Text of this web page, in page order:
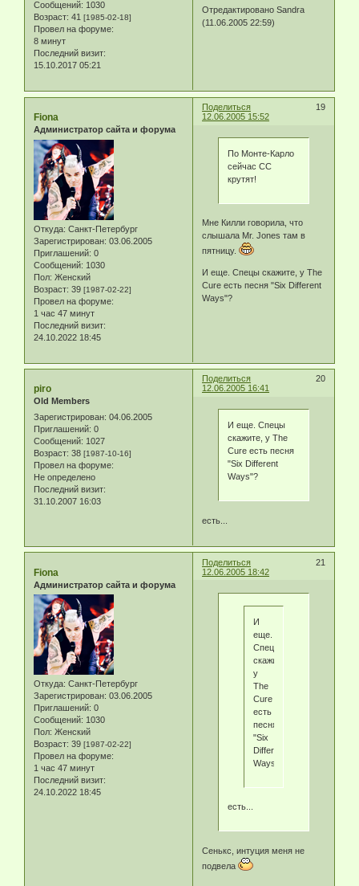
Сообщений: 1030
Возраст: 41 [1985-02-18]
Провел на форуме:
8 минут
Последний визит:
15.10.2017 05:21
Отредактировано Sandra
(11.06.2005 22:59)
Поделиться
19
12.06.2005 15:52
Fiona
Администратор сайта и форума
Откуда: Санкт-Петербург
Зарегистрирован: 03.06.2005
Приглашений: 0
Сообщений: 1030
Пол: Женский
Возраст: 39 [1987-02-22]
Провел на форуме:
1 час 47 минут
Последний визит:
24.10.2022 18:45
По Монте-Карло
сейчас СС
крутят!
Мне Килли говорила, что
слышала Mr. Jones там в
пятницу.
И еще. Спецы скажите, у The
Cure есть песня "Six Different
Ways"?
Поделиться
20
12.06.2005 16:41
piro
Old Members
Зарегистрирован: 04.06.2005
Приглашений: 0
Сообщений: 1027
Возраст: 38 [1987-10-16]
Провел на форуме:
Не определено
Последний визит:
31.10.2007 16:03
И еще. Спецы
скажите, у The
Cure есть песня
"Six Different
Ways"?
есть...
Поделиться
21
12.06.2005 18:42
Fiona
Администратор сайта и форума
Откуда: Санкт-Петербург
Зарегистрирован: 03.06.2005
Приглашений: 0
Сообщений: 1030
Пол: Женский
Возраст: 39 [1987-02-22]
Провел на форуме:
1 час 47 минут
Последний визит:
24.10.2022 18:45
И
еще.
Спецы
скажите,
у
The
Cure
есть
песня
"Six
Different
Ways"?
есть...
Сенькс, интуция меня не
подвела